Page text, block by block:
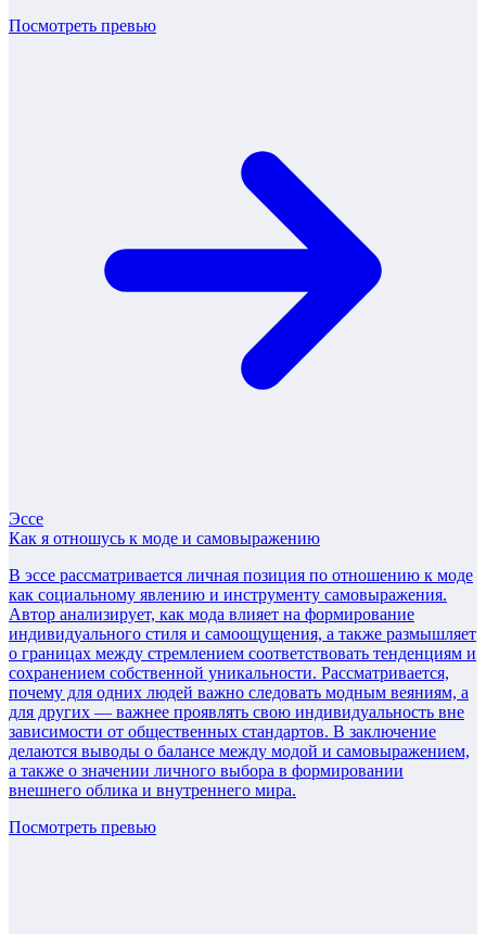
Посмотреть превью
Эссе
Как я отношусь к моде и самовыражению
В эссе рассматривается личная позиция по отношению к моде
как социальному явлению и инструменту самовыражения.
Автор анализирует, как мода влияет на формирование
индивидуального стиля и самоощущения, а также размышляет
о границах между стремлением соответствовать тенденциям и
сохранением собственной уникальности. Рассматривается,
почему для одних людей важно следовать модным веяниям, а
для других — важнее проявлять свою индивидуальность вне
зависимости от общественных стандартов. В заключение
делаются выводы о балансе между модой и самовыражением,
а также о значении личного выбора в формировании
внешнего облика и внутреннего мира.
Посмотреть превью